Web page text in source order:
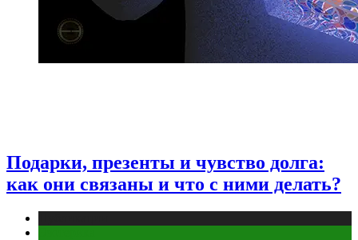
Подарки, презенты и чувство долга:
как они связаны и что с ними делать?